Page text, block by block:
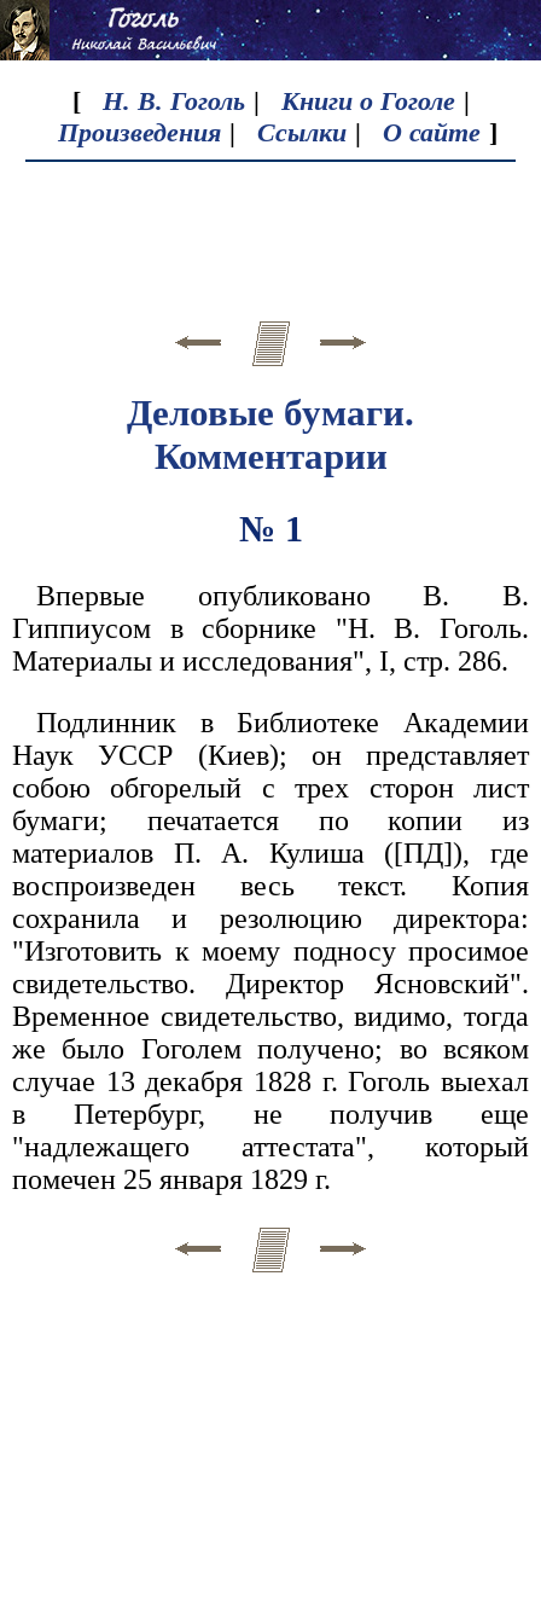
[ Н. В. Гоголь | Книги о Гоголе |
Произведения | Ссылки | О сайте ]
Деловые бумаги.
Комментарии
№ 1
Впервые опубликовано В. В.
Гиппиусом в сборнике "Н. В. Гоголь.
Материалы и исследования", I, стр. 286.
Подлинник в Библиотеке Академии
Наук УССР (Киев); он представляет
собою обгорелый с трех сторон лист
бумаги; печатается по копии из
материалов П. А. Кулиша ([ПД]), где
воспроизведен весь текст. Копия
сохранила и резолюцию директора:
"Изготовить к моему подносу просимое
свидетельство. Директор Ясновский".
Временное свидетельство, видимо, тогда
же было Гоголем получено; во всяком
случае 13 декабря 1828 г. Гоголь выехал
в Петербург, не получив еще
"надлежащего аттестата", который
помечен 25 января 1829 г.